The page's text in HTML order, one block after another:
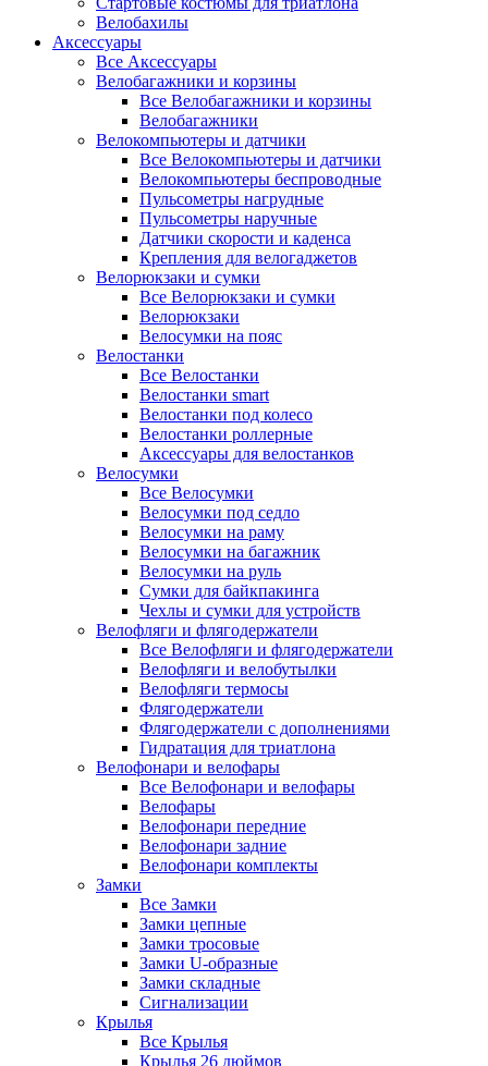
Велобахилы
Аксессуары
Все Аксессуары
Велобагажники и корзины
Все Велобагажники и корзины
Велобагажники
Велокомпьютеры и датчики
Все Велокомпьютеры и датчики
Велокомпьютеры беспроводные
Пульсометры нагрудные
Пульсометры наручные
Датчики скорости и каденса
Крепления для велогаджетов
Велорюкзаки и сумки
Все Велорюкзаки и сумки
Велорюкзаки
Велосумки на пояс
Велостанки
Все Велостанки
Велостанки smart
Велостанки под колесо
Велостанки роллерные
Аксессуары для велостанков
Велосумки
Все Велосумки
Велосумки под седло
Велосумки на раму
Велосумки на багажник
Велосумки на руль
Сумки для байкпакинга
Чехлы и сумки для устройств
Велофляги и флягодержатели
Все Велофляги и флягодержатели
Велофляги и велобутылки
Велофляги термосы
Флягодержатели
Флягодержатели с дополнениями
Гидратация для триатлона
Велофонари и велофары
Все Велофонари и велофары
Велофары
Велофонари передние
Велофонари задние
Велофонари комплекты
Замки
Все Замки
Замки цепные
Замки тросовые
Замки U-образные
Замки складные
Сигнализации
Крылья
Все Крылья
Крылья 26 дюймов